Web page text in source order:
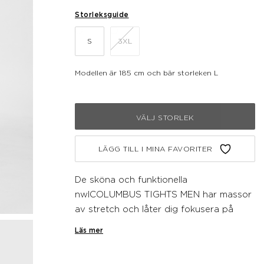
Storleksguide
S 3XL
Modellen är 185 cm och bär storleken L
VÄLJ STORLEK
LÄGG TILL I MINA FAVORITER
De sköna och funktionella
nwlCOLUMBUS TIGHTS MEN har massor
av stretch och låter dig fokusera på
Läs mer